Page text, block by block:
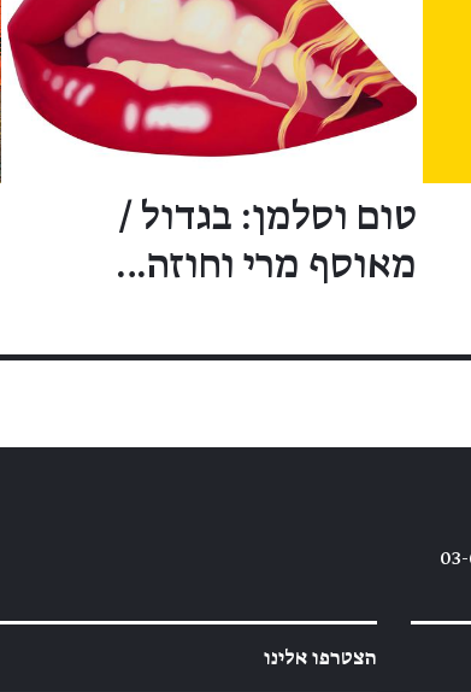
טום וסלמן: בגדול /
מאוסף מרי וחוזה…
הצטרפו אלינו